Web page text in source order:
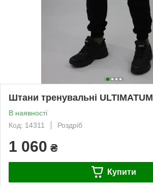
Штани тренувальні ULTIMATUM
В наявності
Код: 14311
Роздріб
1 060 ₴
Купити